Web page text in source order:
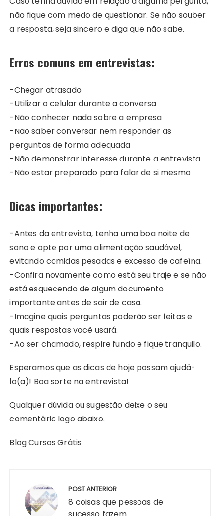
não fique com medo de questionar. Se não souber
a resposta, seja sincero e diga que não sabe.
Erros comuns em entrevistas:
-Chegar atrasado
-Utilizar o celular durante a conversa
-Não conhecer nada sobre a empresa
-Não saber conversar nem responder as
perguntas de forma adequada
-Não demonstrar interesse durante a entrevista
-Não estar preparado para falar de si mesmo
Dicas importantes:
-Antes da entrevista, tenha uma boa noite de
sono e opte por uma alimentação saudável,
evitando comidas pesadas e excesso de cafeína.
-Confira novamente como está seu traje e se não
está esquecendo de algum documento
importante antes de sair de casa.
-Imagine quais perguntas poderão ser feitas e
quais respostas você usará.
-Ao ser chamado, respire fundo e fique tranquilo.
Esperamos que as dicas de hoje possam ajudá-
lo(a)! Boa sorte na entrevista!
Qualquer dúvida ou sugestão deixe o seu
comentário logo abaixo.
Blog Cursos Grátis
Post
POST ANTERIOR
8 coisas que pessoas de
sucesso fazem